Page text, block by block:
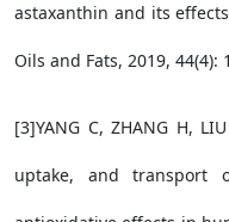
astaxanthin and its
Oils and Fats, 2019, 44(4):
[3]YANG C, ZHANG H,
uptake, and transport